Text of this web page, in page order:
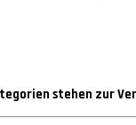
stehen zur